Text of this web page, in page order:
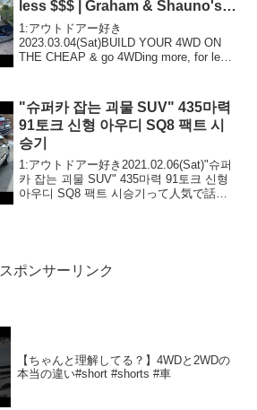
less $$$ | Graham & Shauno's
expert tips
1:アウトドアー好き
2023.03.04(Sat)BUILD YOUR 4WD ON
THE CHEAP & go 4WDing more, for less
"슈퍼카 잡는 괴물 SUV" 435마력
91토크 신형 아우디 SQ8 팩트 시
승기
1:アウトドアー好き2021.02.06(Sat)"슈퍼
카 잡는 괴물 SUV" 435마력 91토크 신형
아우디 SQ8 팩트 시승기って人気で話題
スポンサーリンク
【ちゃんと理解してる？】4WDと2WDの
本当の違い#short #shorts #車